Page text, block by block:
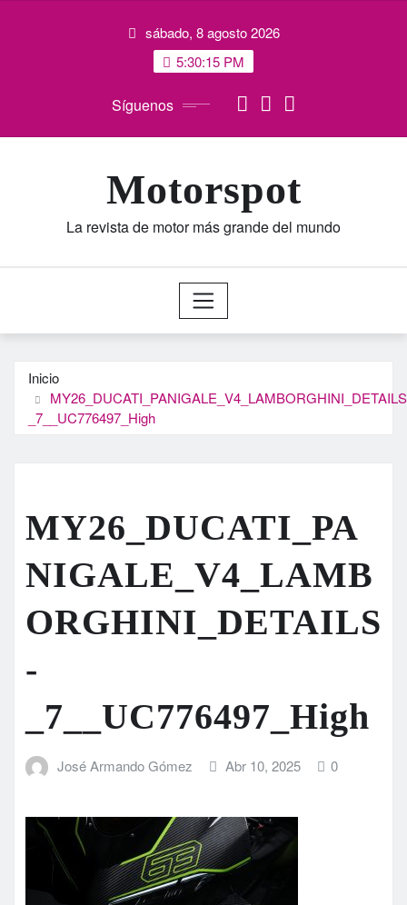
sábado, 8 agosto 2026
5:30:16 PM
Síguenos
Motorspot
La revista de motor más grande del mundo
Inicio
_7__UC776497_High
MY26_DUCATI_PA
NIGALE_V4_LAMB
ORGHINI_DETAILS
-
_7__UC776497_High
José Armando Gómez Abr 10, 2025 0